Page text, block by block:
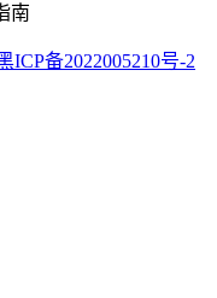
南
ICP备2022005210号-2